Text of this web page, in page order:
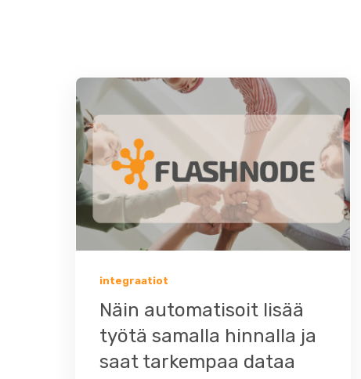
integraatiot
Näin automatisoit lisää
työtä samalla hinnalla ja
saat tarkempaa dataa